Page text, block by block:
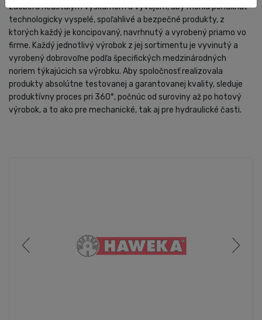
zaoberá neustálym výskumom a vývojom, aby mohla ponúknuť
technologicky vyspelé, spoľahlivé a bezpečné produkty, z
ktorých každý je koncipovaný, navrhnutý a vyrobený priamo vo
firme. Každý jednotlivý výrobok z jej sortimentu je vyvinutý a
vyrobený dobrovoľne podľa špecifických medzinárodných
noriem týkajúcich sa výrobku. Aby spoločnosť realizovala
produkty absolútne testovanej a garantovanej kvality, sleduje
produktívny proces pri 360°, počnúc od suroviny až po hotový
výrobok, a to ako pre mechanické, tak aj pre hydraulické časti.